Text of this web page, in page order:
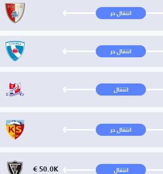
انتقال حر
انتقال حر
انتقال
انتقال حر
انتقال 50.0K €